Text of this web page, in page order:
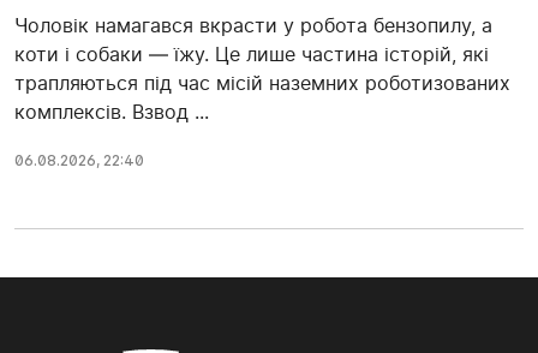
Чоловік намагався вкрасти у робота бензопилу, а
коти і собаки — їжу. Це лише частина історій, які
трапляються під час місій наземних роботизованих
комплексів. Взвод ...
06.08.2026, 22:40